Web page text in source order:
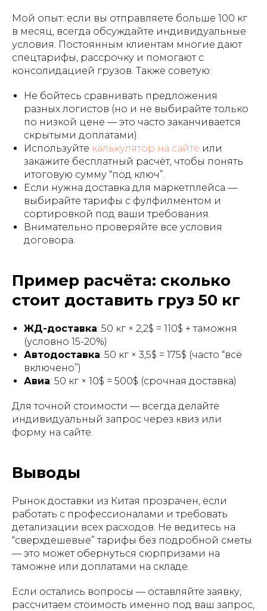
Мой опыт: если вы отправляете больше 100 кг
в месяц, всегда обсуждайте индивидуальные
условия. Постоянным клиентам многие дают
спецтарифы, рассрочку и помогают с
консолидацией грузов. Также советую:
Не бойтесь сравнивать предложения
разных логистов (но и не выбирайте только
по низкой цене — это часто заканчивается
скрытыми доплатами).
Используйте калькулятор на сайте или
закажите бесплатный расчёт, чтобы понять
итоговую сумму “под ключ”.
Если нужна доставка для маркетплейса —
выбирайте тарифы с фулфилментом и
сортировкой под ваши требования.
Внимательно проверяйте все условия
договора.
Пример расчёта: сколько
стоит доставить груз 50 кг
ЖД-доставка: 50 кг × 2,2$ = 110$ + таможня
(условно 15-20%)
Автодоставка: 50 кг × 3,5$ = 175$ (часто “всё
включено”)
Авиа: 50 кг × 10$ = 500$ (срочная доставка)
Для точной стоимости — всегда делайте
индивидуальный запрос через квиз или
форму на сайте.
Выводы
Рынок доставки из Китая прозрачен, если
работать с профессионалами и требовать
детализации всех расходов. Не ведитесь на
“сверхдешевые” тарифы без подробной сметы
— это может обернуться сюрпризами на
таможне или доплатами на складе.
Если остались вопросы — оставляйте заявку,
рассчитаем стоимость именно под ваш запрос,